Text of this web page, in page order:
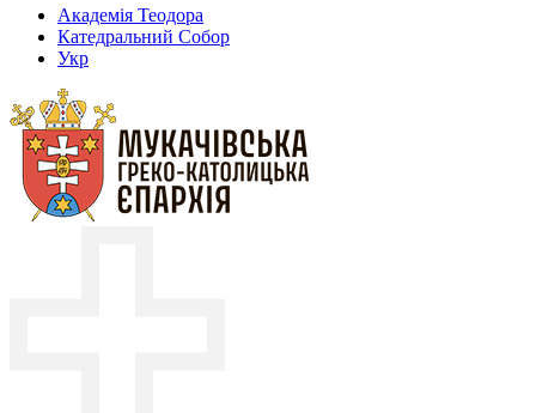
Академія Теодора
Катедральний Собор
Укр